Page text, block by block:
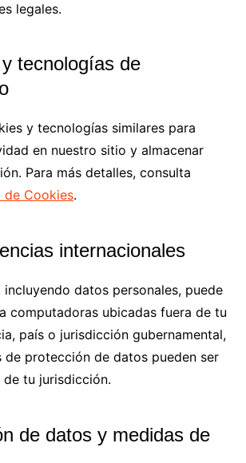
legales.
tecnologías de
y tecnologías similares para
en nuestro sitio y almacenar
Para más detalles, consulta
de Cookies.
internacionales
incluyendo datos personales, puede
computadoras ubicadas fuera de tu
país o jurisdicción gubernamental,
de protección de datos pueden ser
tu jurisdicción.
de datos y medidas de